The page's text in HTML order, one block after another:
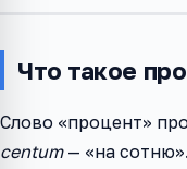
Что такое
Слово «процент»
centum— «на